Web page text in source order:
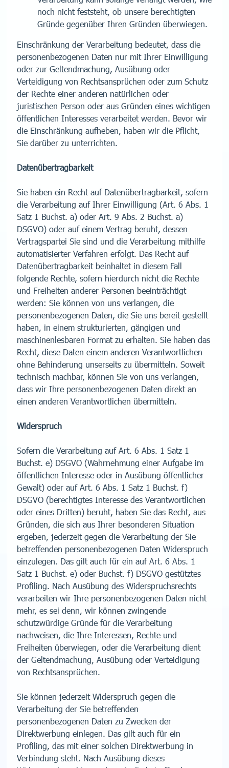
noch nicht feststeht, ob unsere berechtigten
Gründe gegenüber Ihren Gründen überwiegen.
Einschränkung der Verarbeitung bedeutet, dass die
personenbezogenen Daten nur mit Ihrer Einwilligung
oder zur Geltendmachung, Ausübung oder
Verteidigung von Rechtsan­sprüchen oder zum Schutz
der Rechte einer anderen natürlichen oder
juristischen Person oder aus Gründen eines wichtigen
öffentlichen Interesses verarbeitet werden. Bevor wir
die Einschränkung aufheben, haben wir die Pflicht,
Sie darüber zu unterrichten.
Datenübertragbarkeit
Sie haben ein Recht auf Datenübertragbarkeit, sofern
die Verarbeitung auf Ihrer Einwilligung (Art. 6 Abs. 1
Satz 1 Buchst. a) oder Art. 9 Abs. 2 Buchst. a)
DSGVO) oder auf einem Vertrag beruht, dessen
Vertragspartei Sie sind und die Verarbeitung mithilfe
automatisierter Verfahren erfolgt. Das Recht auf
Datenübertragbarkeit beinhaltet in diesem Fall
folgende Rechte, sofern hierdurch nicht die Rechte
und Freiheiten anderer Personen beeinträchtigt
werden: Sie können von uns verlangen, die
personenbezogenen Daten, die Sie uns bereit gestellt
haben, in einem strukturierten, gängigen und
maschinenlesbaren Format zu erhalten. Sie haben das
Recht, diese Daten einem anderen Verantwortlichen
ohne Behinderung unserseits zu übermitteln. Soweit
technisch machbar, können Sie von uns verlangen,
dass wir Ihre personenbezogenen Daten direkt an
einen anderen Verantwortlichen übermitteln.
Widerspruch
Sofern die Verarbeitung auf Art. 6 Abs. 1 Satz 1
Buchst. e) DSGVO (Wahrnehmung einer Aufgabe im
öffentlichen Interesse oder in Ausübung öffentlicher
Gewalt) oder auf Art. 6 Abs. 1 Satz 1 Buchst. f)
DSGVO (berechtigtes Interesse des Verantwortlichen
oder eines Dritten) beruht, haben Sie das Recht, aus
Gründen, die sich aus Ihrer besonderen Situation
ergeben, jederzeit gegen die Verarbeitung der Sie
betreffenden personenbezogenen Daten Widerspruch
einzulegen. Das gilt auch für ein auf Art. 6 Abs. 1
Satz 1 Buchst. e) oder Buchst. f) DSGVO gestütztes
Profiling. Nach Ausübung des Widerspruchsrechts
verarbeiten wir Ihre personenbezogenen Daten nicht
mehr, es sei denn, wir können zwingende
schutzwürdige Gründe für die Verarbeitung
nachweisen, die Ihre Interessen, Rechte und
Freiheiten überwiegen, oder die Verarbeitung dient
der Geltendmachung, Ausübung oder Verteidigung
von Rechtsansprüchen.
Sie können jederzeit Widerspruch gegen die
Verarbeitung der Sie betreffenden
personenbezogenen Daten zu Zwecken der
Direktwerbung einlegen. Das gilt auch für ein
Profiling, das mit einer solchen Direktwerbung in
Verbindung steht. Nach Ausübung dieses